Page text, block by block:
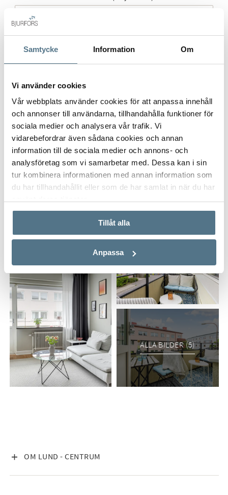
Samtycke Information Om
Vi använder cookies
Vår webbplats använder cookies för att anpassa innehåll
och annonser till användarna, tillhandahålla funktioner för
sociala medier och analysera vår trafik. Vi
vidarebefordrar även sådana cookies och annan
information till de sociala medier och annons- och
analysföretag som vi samarbetar med. Dessa kan i sin
tur kombinera informationen med annan information som
du har tillhandahållit eller som de har samlat in när du har
Tillåt alla
Anpassa
Postort*
Postnummer*
Ange ditt postnummer (5 siffror utan mellanslag)
ALLA BILDER (5)
OM LUND - CENTRUM
VISA INNEHÅLL